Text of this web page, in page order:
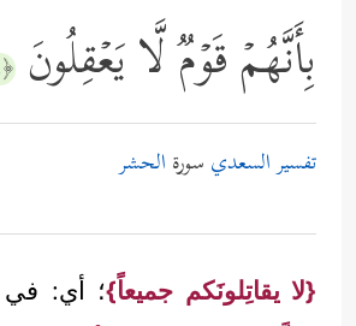
بِأَنَّهُمۡ قَوۡمࣱ لَّا یَعۡقِلُونَ ﴿١٤﴾
تفسير السعدي سورة الحشر
{لا يقاتِلونَكم جميعاً}؛ أي: في